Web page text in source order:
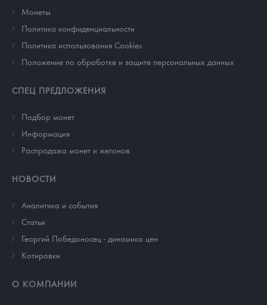
Монеты
Политика конфиденциальности
Политика использования Cookies
Положение по обработке и защите персональных данных
СПЕЦ ПРЕДЛОЖЕНИЯ
Подбор монет
Информация
Распродажа монет и жетонов
НОВОСТИ
Аналитика и события
Cтатьи
Георгий Победоносец - динамика цен
Котировки
О КОМПАНИИ